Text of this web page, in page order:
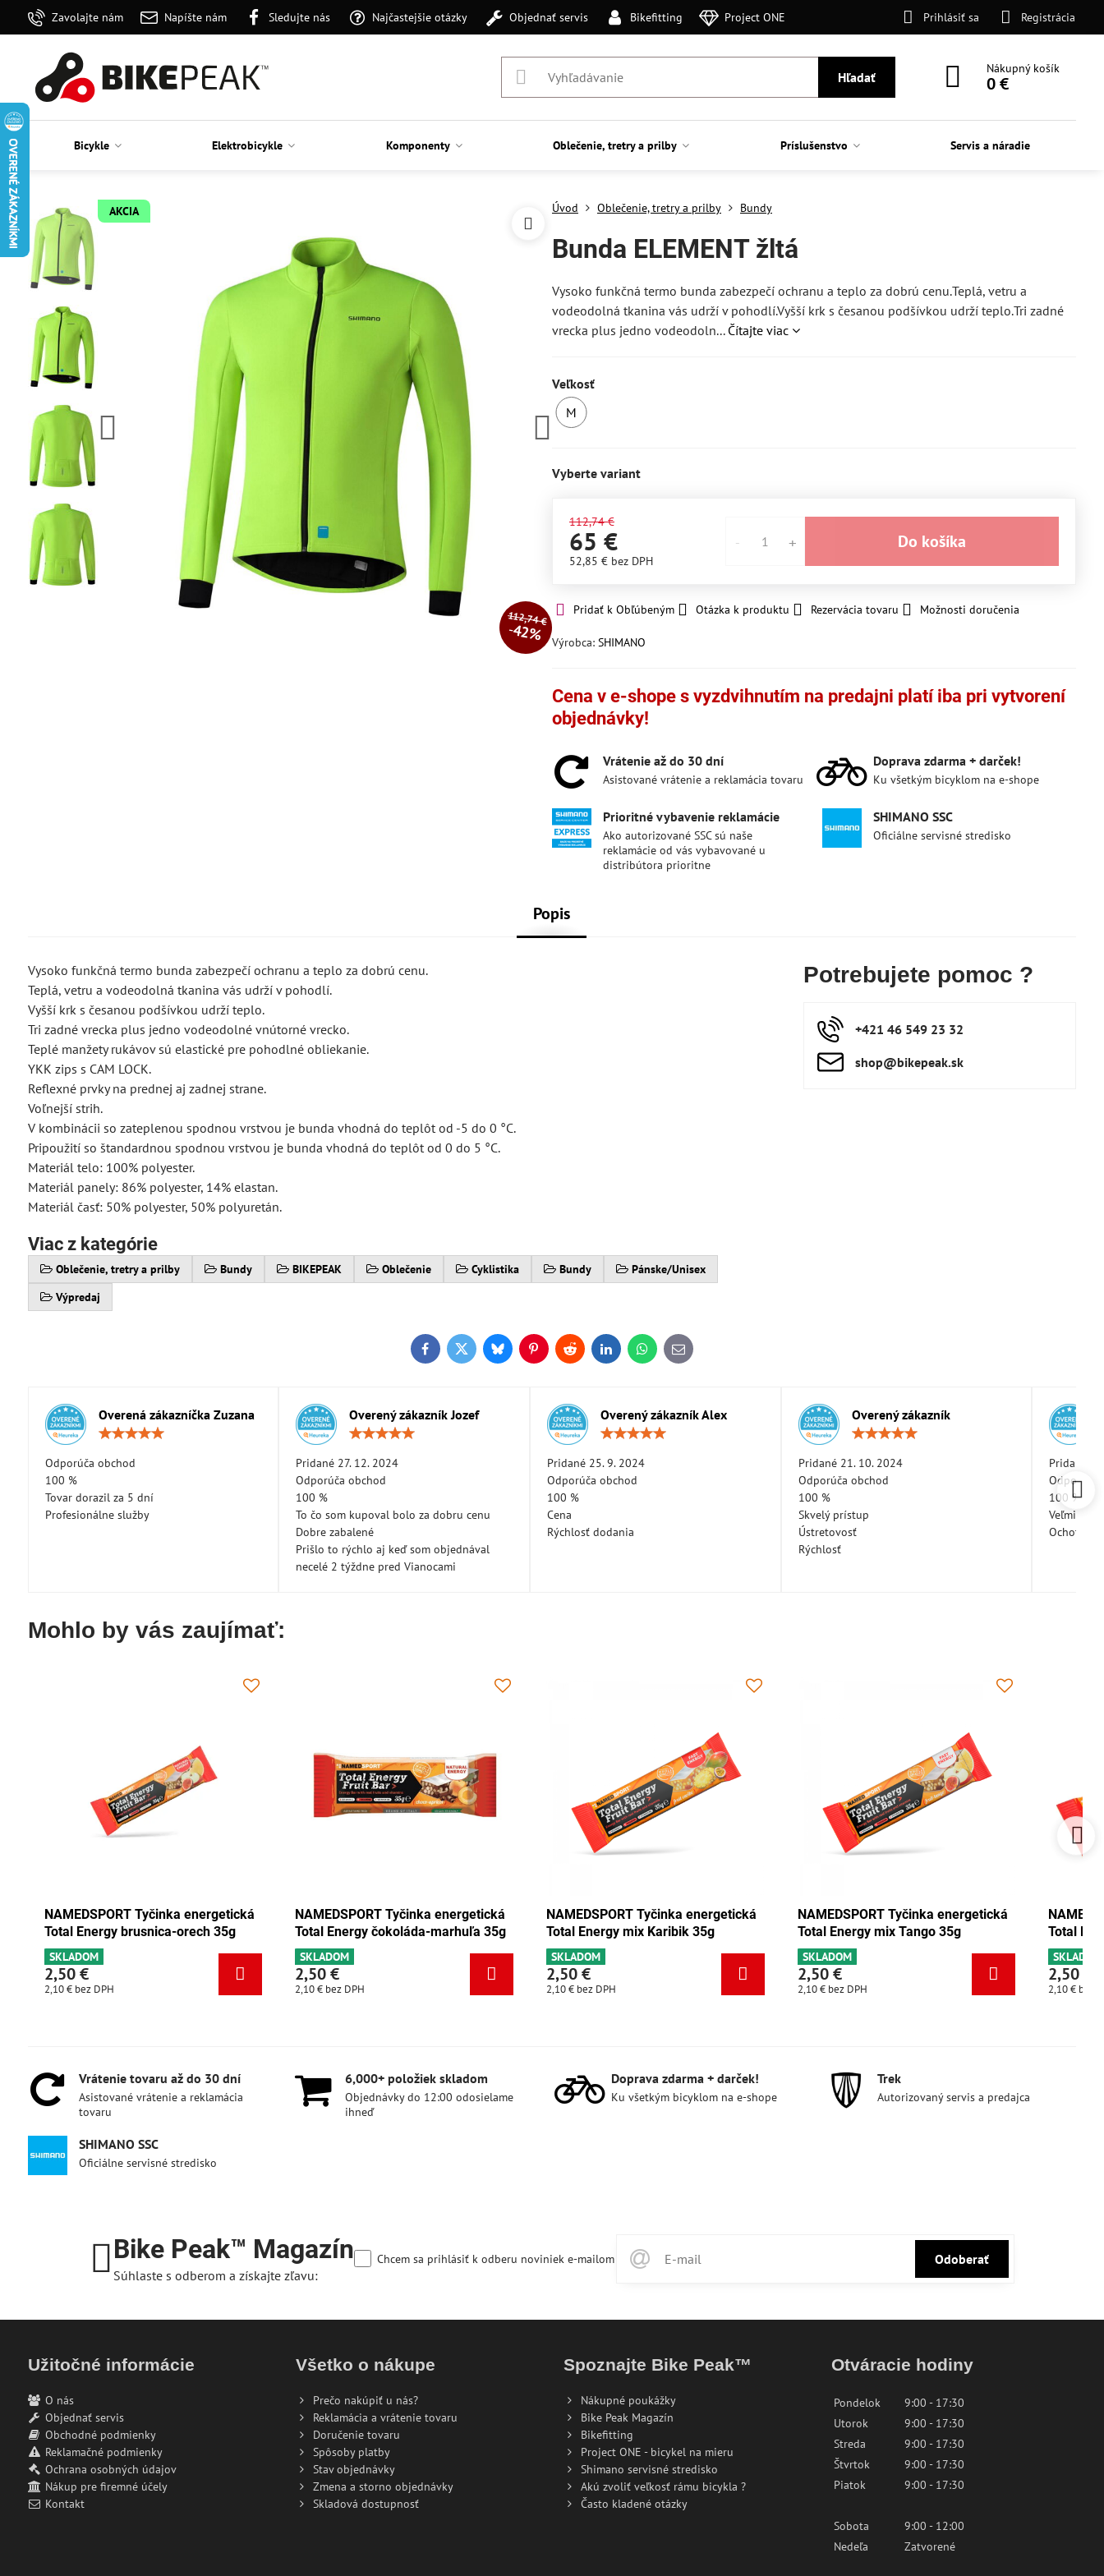
Zavolajte nám Napíšte nám Sledujte nás Najčastejšie otázky Objednať servis Bikefitting Project ONE Prihlásiť sa Registrácia
Hľadať
Nákupný košík
0 €
Bicykle Elektrobicykle Komponenty Oblečenie, tretry a prilby Príslušenstvo Servis a náradie
AKCIA
112,74 €
42%
Úvod Oblečenie, tretry a prilby Bundy
Bunda ELEMENT žltá
Vysoko funkčná termo bunda zabezpečí ochranu a teplo za dobrú cenu.Teplá, vetru a
vodeodolná tkanina vás udrží v pohodlí.Vyšší krk s česanou podšívkou udrží teplo.Tri zadné
vrecka plus jedno vodeodoln... Čítajte viac
Veľkosť
M
Vyberte variant
112,74 €
65 €
52,85 € bez DPH
Do košíka
Pridať k Obľúbeným Otázka k produktu Rezervácia tovaru Možnosti doručenia
Výrobca: SHIMANO
Cena v e-shope s vyzdvihnutím na predajni platí iba pri vytvorení
objednávky!
Vrátenie až do 30 dní
Asistované vrátenie a reklamácia tovaru
Doprava zdarma + darček!
Ku všetkým bicyklom na e-shope
Prioritné vybavenie reklamácie
Ako autorizované SSC sú naše
reklamácie od vás vybavované u
distribútora prioritne
SHIMANO SSC
Oficiálne servisné stredisko
Popis
Vysoko funkčná termo bunda zabezpečí ochranu a teplo za dobrú cenu.
Teplá, vetru a vodeodolná tkanina vás udrží v pohodlí.
Vyšší krk s česanou podšívkou udrží teplo.
Tri zadné vrecka plus jedno vodeodolné vnútorné vrecko.
Teplé manžety rukávov sú elastické pre pohodlné obliekanie.
YKK zips s CAM LOCK.
Reflexné prvky na prednej aj zadnej strane.
Voľnejší strih.
V kombinácii so zateplenou spodnou vrstvou je bunda vhodná do teplôt od -5 do 0 °C.
Pripoužití so štandardnou spodnou vrstvou je bunda vhodná do teplôt od 0 do 5 °C.
Materiál telo: 100% polyester.
Materiál panely: 86% polyester, 14% elastan.
Materiál časť: 50% polyester, 50% polyuretán.
Viac z kategórie
Oblečenie, tretry a prilby Bundy BIKEPEAK Oblečenie Cyklistika Bundy
Pánske/Unisex
Výpredaj
Potrebujete pomoc ?
+421 46 549 23 32
shop​@bikepeak​.sk
FacebookTwitterBlueskyPinterestRedditLinkedInWhatsApp
E-
mail
Overená zákazníčka Zuzana
Odporúča obchod
100 %
Tovar dorazil za 5 dní
Profesionálne služby
Overený zákazník Jozef
Pridané 27. 12. 2024
Odporúča obchod
100 %
To čo som kupoval bolo za dobru cenu
Dobre zabalené
Prišlo to rýchlo aj keď som objednával
necelé 2 týždne pred Vianocami
Overený zákazník Alex
Pridané 25. 9. 2024
Odporúča obchod
100 %
Cena
Rýchlosť dodania
Overený zákazník
Pridané 21. 10. 2024
Odporúča obchod
100 %
Skvelý prístup
Ústretovosť
Rýchlosť
Pridané
Odporúča
100 %
Veľmi
Ochotná
Mohlo by vás zaujímať:
NAMEDSPORT Tyčinka energetická
Total Energy čokoláda-marhuľa 35g
2,10 €
NAMEDSPORT Tyčinka energetická
Total Energy mix Karibik 35g
2,10 €
NAMEDSPORT Tyčinka energetická
Total Energy mix Tango 35g
2,10 €
NAMEDSPORT Tyčinka energetická
Total Energy pistácia 35g
2,10 €
Vrátenie tovaru až do 30 dní
Asistované vrátenie a reklamácia
tovaru
6,000+ položiek skladom
Objednávky do 12:00 odosielame
ihneď
Doprava zdarma + darček!
Ku všetkým bicyklom na e-shope
Trek
Autorizovaný servis a predajca
SHIMANO SSC
Oficiálne servisné stredisko
Bike Peak™ Magazín
Súhlaste s odberom a získajte zľavu:
Odoberať
Chcem sa prihlásiť k odberu noviniek e-mailom
Užitočné informácie
O nás
Objednať servis
Obchodné podmienky
Reklamačné podmienky
Ochrana osobných údajov
Nákup pre firemné účely
Kontakt
Všetko o nákupe
Prečo nakúpiť u nás?
Reklamácia a vrátenie tovaru
Doručenie tovaru
Spôsoby platby
Stav objednávky
Zmena a storno objednávky
Skladová dostupnosť
Spoznajte Bike Peak™
Nákupné poukážky
Bike Peak Magazín
Bikefitting
Project ONE - bicykel na mieru
Shimano servisné stredisko
Akú zvoliť veľkosť rámu bicykla ?
Často kladené otázky
Otváracie hodiny
Pondelok
9:00 - 17:30
Utorok
9:00 - 17:30
Streda
9:00 - 17:30
Štvrtok
9:00 - 17:30
Piatok
9:00 - 17:30
Sobota
9:00 - 12:00
Nedeľa
Zatvorené